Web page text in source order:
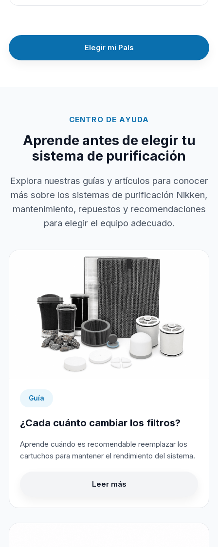
Elegir mi País
CENTRO DE AYUDA
Aprende antes de elegir tu
sistema de purificación
Explora nuestras guías y artículos para conocer
más sobre los sistemas de purificación Nikken,
mantenimiento, repuestos y recomendaciones
para elegir el equipo adecuado.
Guía
¿Cada cuánto cambiar los filtros?
Aprende cuándo es recomendable reemplazar los
cartuchos para mantener el rendimiento del sistema.
Leer más